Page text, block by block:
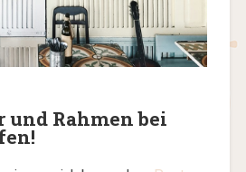
und Rahmen bei